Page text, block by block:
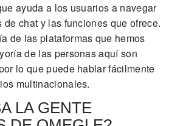
ayuda a los usuarios a navegar
de chat y las funciones que ofrece.
de las plataformas que hemos
de las personas aquí son
lo que puede hablar fácilmente
multinacionales.
LA GENTE